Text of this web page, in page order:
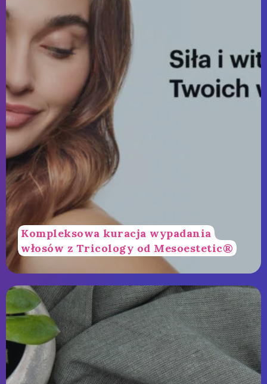
Kompleksowa kuracja wypadania
włosów z Tricology od Mesoestetic®